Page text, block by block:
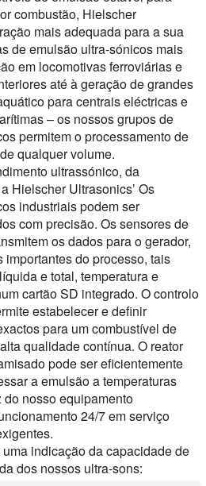
combustão, Hielscher
mais adequada para a sua
de emulsão ultra-sónicos mais
em locomotivas ferroviárias e
até à geração de grandes
para centrais eléctricas e
– os nossos grupos de
permitem o processamento de
qualquer volume.
ultrassónico, da
Hielscher Ultrasonics’ Os
industriais podem ser
com precisão. Os sensores de
os dados para o gerador,
do processo, tais
e total, temperatura e
cartão SD integrado. O controlo
estabelecer e definir
para um combustível de
qualidade contínua. O reator
pode ser eficientemente
a emulsão a temperaturas
nosso equipamento
24/7 em serviço
indicação da capacidade de
dos nossos ultra-sons: